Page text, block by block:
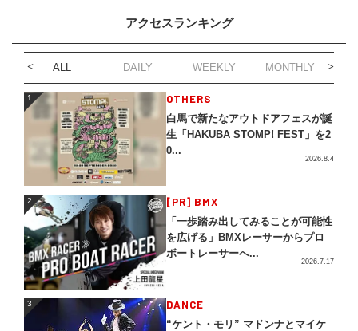
アクセスランキング
ALL DAILY WEEKLY MONTHLY
1 OTHERS
白馬で新たなアウトドアフェスが誕
生「HAKUBA STOMP! FEST」を2
0...
2026.8.4
2 [PR] BMX
「一歩踏み出してみることが可能性
を広げる」BMXレーサーからプロ
ボートレーサーへ...
2026.7.17
3 DANCE
“ケント・モリ” マドンナとマイケ